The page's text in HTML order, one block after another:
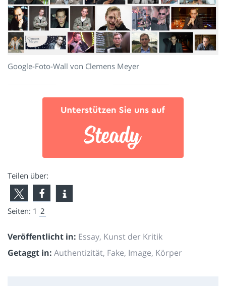
Google-Foto-Wall von Clemens Meyer
Teilen über:
Seiten: 1 2
Veröffentlicht in: Essay, Kunst der Kritik
Getaggt in: Authentizität, Fake, Image, Körper